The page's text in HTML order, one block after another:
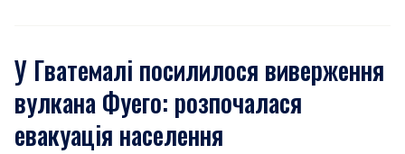
У Гватемалі посилилося виверження
вулкана Фуего: розпочалася
евакуація населення